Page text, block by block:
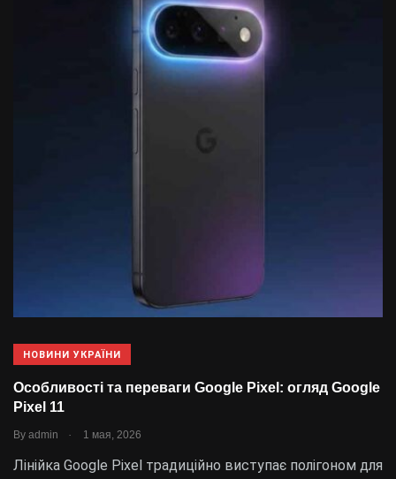
НОВИНИ УКРАЇНИ
Особливості та переваги Google Pixel: огляд Google
Pixel 11
By admin . 1 мая, 2026
Лінійка Google Pixel традиційно виступає полігоном для